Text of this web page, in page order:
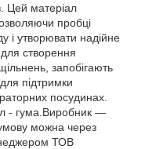
Цей матеріал
пробці
і утворювати надійне
створення
запобігають
підтримки
посудинах.
- гума.Виробник —
можна через
ТОВ